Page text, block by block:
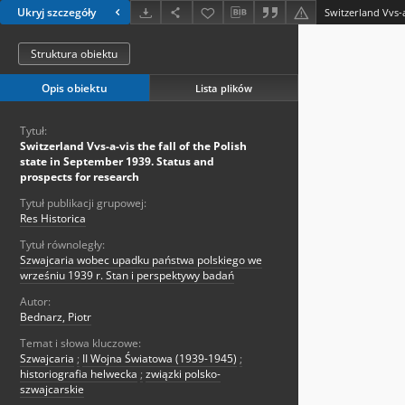
Ukryj szczegóły
Struktura obiektu
Opis obiektu Lista plików
Tytuł:
Switzerland Vvs-a-vis the fall of the Polish
state in September 1939. Status and
prospects for research
Tytuł publikacji grupowej:
Res Historica
Tytuł równoległy:
Szwajcaria wobec upadku państwa polskiego we
wrześniu 1939 r. Stan i perspektywy badań
Autor:
Bednarz, Piotr
Temat i słowa kluczowe:
Szwajcaria ; II Wojna Światowa (1939-1945) ;
historiografia helwecka ; związki polsko-
szwajcarskie